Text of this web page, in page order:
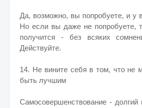
Да, возможно, вы попробуете, и у
Но если вы даже не попробуете,
получится - без всяких
Действуйте.
14. Не вините себя в том, что не
быть лучшим
Самосовершенствование -